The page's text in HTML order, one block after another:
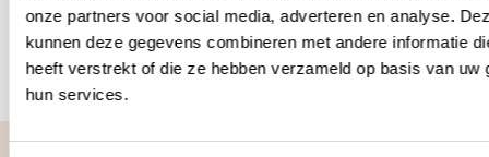
onze partners voor social media, adverteren en analyse.
kunnen deze gegevens combineren met andere informatie
heeft verstrekt of die ze hebben verzameld op basis van uw
hun services.